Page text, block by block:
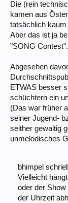
Die (rein
kamen aus
tatsächlich kaum
Aber das ist ja
"SONG Contest".
Abgesehen
ETWAS besser
schüchtern ein
(Das war früher
seiner Jugend-
seither gewaltig
unmelodisches
bhimpel
Vielleicht
oder der
der Uhrzeit